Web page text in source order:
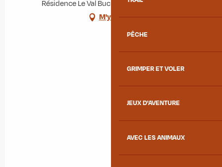
PÊCHE
GRIMPER ET VOLER
JEUX D'AVENTURE
AVEC LES ANIMAUX
Résidence Le Val Buch, 73130 La Chambre
M'y rendre